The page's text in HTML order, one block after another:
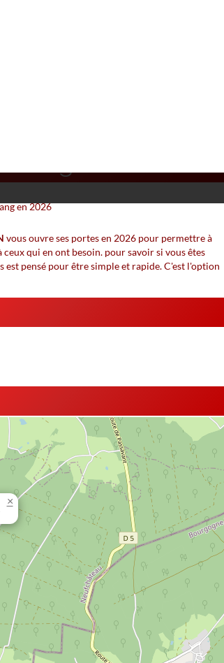
vous ouvre ses portes en 2026 pour permettre à
qui en ont besoin. pour savoir si vous êtes
pensé pour être simple et rapide. C'est l'option
×